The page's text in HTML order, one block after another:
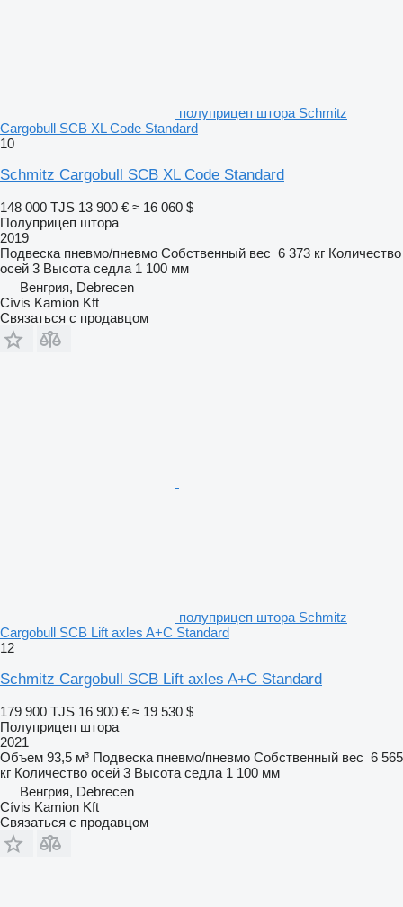
полуприцеп штора Schmitz
Cargobull SCB XL Code Standard
10
Schmitz Cargobull SCB XL Code Standard
148 000 TJS 13 900 € ≈ 16 060 $
Полуприцеп штора
2019
Подвеска пневмо/пневмо Собственный вес 6 373 кг Количество
осей 3 Высота седла 1 100 мм
Венгрия, Debrecen
Cívis Kamion Kft
Связаться с продавцом
полуприцеп штора Schmitz
Cargobull SCB Lift axles A+C Standard
12
Schmitz Cargobull SCB Lift axles A+C Standard
179 900 TJS 16 900 € ≈ 19 530 $
Полуприцеп штора
2021
Объем 93,5 м³ Подвеска пневмо/пневмо Собственный вес 6 565
кг Количество осей 3 Высота седла 1 100 мм
Венгрия, Debrecen
Cívis Kamion Kft
Связаться с продавцом